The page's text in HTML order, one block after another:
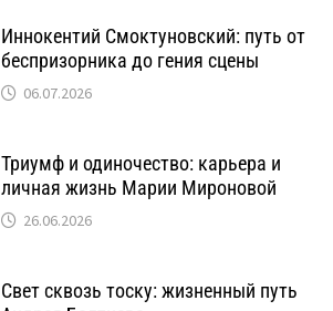
Иннокентий Смоктуновский: путь от
беспризорника до гения сцены
06.07.2026
Триумф и одиночество: карьера и
личная жизнь Марии Мироновой
26.06.2026
Свет сквозь тоску: жизненный путь